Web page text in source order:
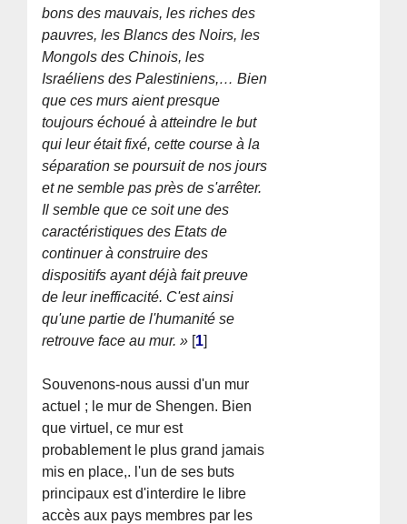
bons des mauvais, les riches des
pauvres, les Blancs des Noirs, les
Mongols des Chinois, les
Israéliens des Palestiniens,… Bien
que ces murs aient presque
toujours échoué à atteindre le but
qui leur était fixé, cette course à la
séparation se poursuit de nos jours
et ne semble pas près de s'arrêter.
Il semble que ce soit une des
caractéristiques des Etats de
continuer à construire des
dispositifs ayant déjà fait preuve
de leur inefficacité. C'est ainsi
qu'une partie de l'humanité se
retrouve face au mur. » [1]
Souvenons-nous aussi d'un mur
actuel ; le mur de Shengen. Bien
que virtuel, ce mur est
probablement le plus grand jamais
mis en place,. l'un de ses buts
principaux est d'interdire le libre
accès aux pays membres par les